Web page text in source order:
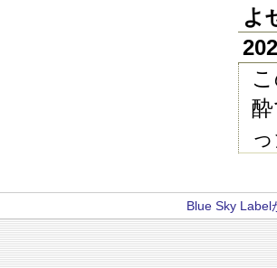
よ
Blue Sky Label